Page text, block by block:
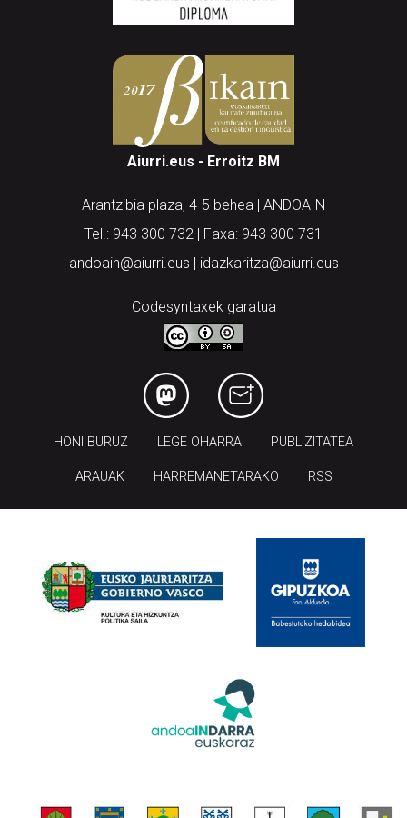
Aiurri.eus - Erroitz BM
Arantzibia plaza, 4-5 behea | ANDOAIN
Tel.: 943 300 732 | Faxa: 943 300 731
andoain@aiurri.eus | idazkaritza@aiurri.eus
Codesyntaxek garatua
HONI BURUZ LEGE OHARRA PUBLIZITATEA
ARAUAK HARREMANETARAKO RSS